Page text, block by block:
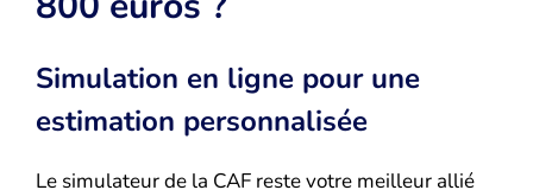
Simulation en ligne pour une
estimation personnalisée
Le simulateur de la CAF reste votre meilleur allié